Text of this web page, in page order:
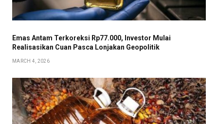
Emas Antam Terkoreksi Rp77.000, Investor Mulai
Realisasikan Cuan Pasca Lonjakan Geopolitik
MARCH 4, 2026